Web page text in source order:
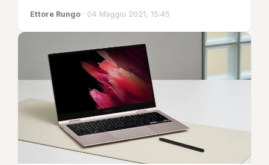
Ettore Rungo · 04 Maggio 2021, 15:45